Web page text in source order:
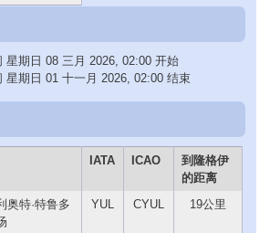
星期日 08 三月 2026, 02:00 开始
星期日 01 十一月 2026, 02:00 结束
IATA ICAO
到隆格伊
的距离
奥特·特鲁多
YUL CYUL 19公里